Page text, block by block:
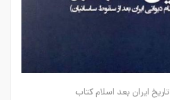
تاریخ ایران بعد اسلام کتاب